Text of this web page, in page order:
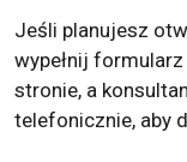
Jeśli planujesz
wypełnij
stronie, a
telefonicznie, aby